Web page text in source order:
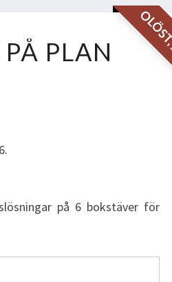
PLAN
på 6 bokstäver för